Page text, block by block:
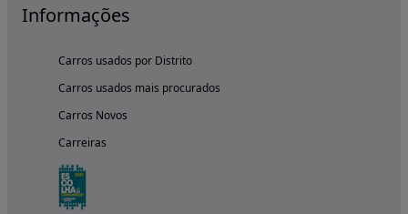
Informações
Carros usados por Distrito
Carros usados mais procurados
Carros Novos
Carreiras